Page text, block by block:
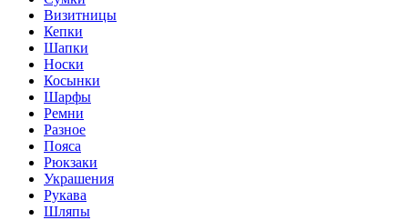
Визитницы
Кепки
Шапки
Носки
Косынки
Шарфы
Ремни
Разное
Пояса
Рюкзаки
Украшения
Рукава
Шляпы